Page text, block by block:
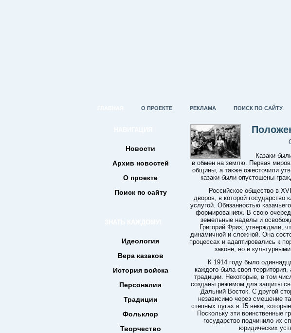
О ПРОЕКТЕ РЕКЛАМА ПОИСК ПО САЙТУ
Новости
Архив новостей
О проекте
Поиск по сайту
Идеология
Вера казаков
История войска
Персоналии
Традиции
Фольклор
Творчество
Казаки
в обмен на землю. Первая
общины, а также ожесточили
казаки были опустошены
Российское общество в
дворов, в которой государство
услугой. Обязанностью
формированиях. В свою
земельные наделы и
Григорий Фриз, утверждали,
динамичной и сложной. Она
процессах и адаптировались к
законе, но и
К 1914 году было
каждого была своя
традиции. Некоторые, в том
созданы режимом для защиты
Дальний Восток. С другой
независимо через смешение
степных лугах в 15 веке,
Поскольку эти воинственные
государство подчинило их
юридических